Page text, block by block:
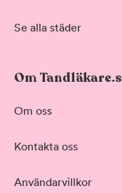
Se alla städer
Om
Om oss
Kontakta oss
Användarvillkor